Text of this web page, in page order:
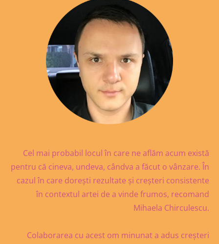
Cel mai probabil locul în care ne aflăm acum există
pentru că cineva, undeva, cândva a făcut o vânzare. În
cazul în care dorești rezultate și creșteri consistente
în contextul artei de a vinde frumos, recomand
Mihaela Chirculescu.
Colaborarea cu acest om minunat a adus creșteri